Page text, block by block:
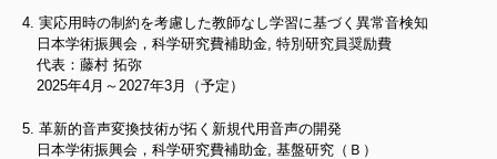
実応用時の制約を考慮した教師なし学習に基づく異常音検知
日本学術振興会，科学研究費補助金, 特別研究員奨励費
代表：藤村 拓弥
2025年4月～2027年3月（予定）
革新的音声変換技術が拓く新規代用音声の開発
日本学術振興会，科学研究費補助金, 基盤研究（Ｂ）